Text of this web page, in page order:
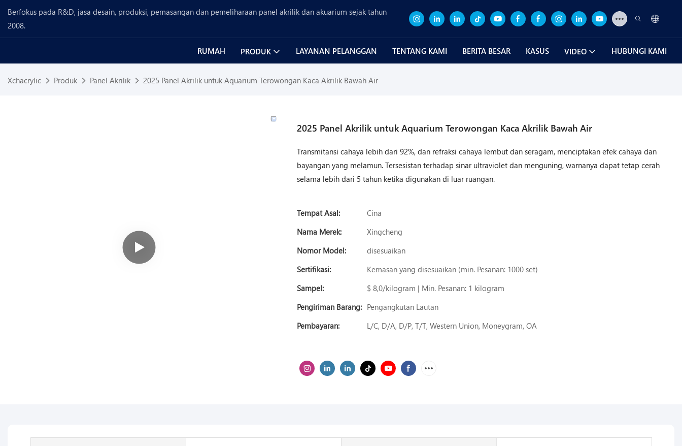
Berfokus pada R&D, jasa desain, produksi, pemasangan dan pemeliharaan panel akrilik dan akuarium sejak tahun
2008.
RUMAH PRODUK LAYANAN PELANGGAN TENTANG KAMI BERITA BESAR KASUS VIDEO HUBUNGI KAMI
Xchacrylic Produk Panel Akrilik 2025 Panel Akrilik untuk Aquarium Terowongan Kaca Akrilik Bawah Air
2025 Panel Akrilik untuk Aquarium Terowongan Kaca Akrilik Bawah Air
Transmitansi cahaya lebih dari 92%, dan refraksi cahaya lembut dan seragam, menciptakan efek cahaya dan
bayangan yang melamun. Tersesistan terhadap sinar ultraviolet dan menguning, warnanya dapat tetap cerah
selama lebih dari 5 tahun ketika digunakan di luar ruangan.
Tempat Asal:
Cina
Nama Merek:
Xingcheng
Nomor Model:
disesuaikan
Sertifikasi:
Kemasan yang disesuaikan (min. Pesanan: 1000 set)
Sampel:
$ 8,0/kilogram | Min. Pesanan: 1 kilogram
Pengiriman Barang: Pengangkutan Lautan
Pembayaran:
L/C, D/A, D/P, T/T, Western Union, Moneygram, OA